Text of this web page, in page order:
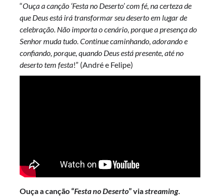
“Ouça a canção ‘Festa no Deserto’ com fé, na certeza de
que Deus está irá transformar seu deserto em lugar de
celebração. Não importa o cenário, porque a presença do
Senhor muda tudo. Continue caminhando, adorando e
confiando, porque, quando Deus está presente, até no
deserto tem festa!” (André e Felipe)
Ouça a canção “Festa no Deserto” viastreaming.